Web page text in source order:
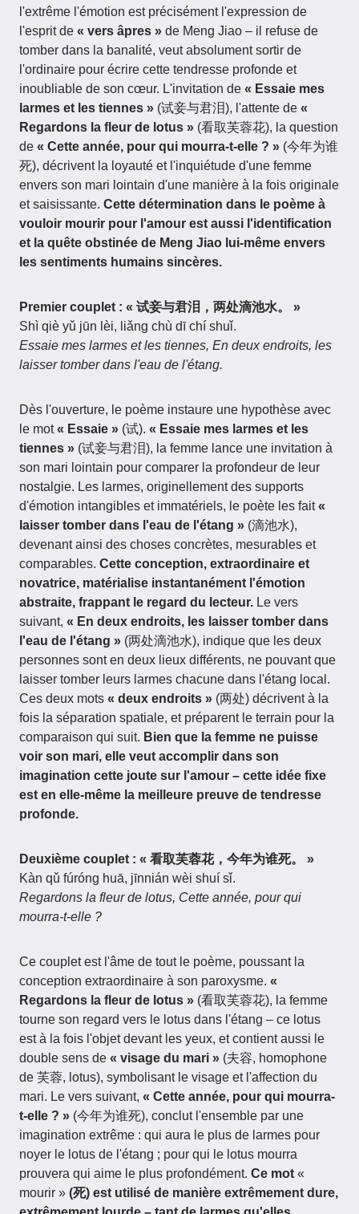
l'extrême l'émotion est précisément l'expression de
l'esprit de « vers âpres » de Meng Jiao – il refuse de
tomber dans la banalité, veut absolument sortir de
l'ordinaire pour écrire cette tendresse profonde et
inoubliable de son cœur. L'invitation de « Essaie mes
larmes et les tiennes » (试妾与君泪), l'attente de «
Regardons la fleur de lotus » (看取芙蓉花), la question
de « Cette année, pour qui mourra-t-elle ? » (今年为谁
死), décrivent la loyauté et l'inquiétude d'une femme
envers son mari lointain d'une manière à la fois originale
et saisissante. Cette détermination dans le poème à
vouloir mourir pour l'amour est aussi l'identification
et la quête obstinée de Meng Jiao lui-même envers
les sentiments humains sincères.
Premier couplet : « 试妾与君泪，两处滴池水。 »
Shì qiè yǔ jūn lèi, liǎng chù dī chí shuǐ.
Essaie mes larmes et les tiennes, En deux endroits, les
laisser tomber dans l'eau de l'étang.
Dès l'ouverture, le poème instaure une hypothèse avec
le mot« Essaie » (试). « Essaie mes larmes et les
tiennes » (试妾与君泪), la femme lance une invitation à
son mari lointain pour comparer la profondeur de leur
nostalgie. Les larmes, originellement des supports
d'émotion intangibles et immatériels, le poète les fait«
laisser tomber dans l'eau de l'étang » (滴池水),
devenant ainsi des choses concrètes, mesurables et
comparables. Cette conception, extraordinaire et
novatrice, matérialise instantanément l'émotion
abstraite, frappant le regard du lecteur. Le vers
suivant, « En deux endroits, les laisser tomber dans
l'eau de l'étang » (两处滴池水), indique que les deux
personnes sont en deux lieux différents, ne pouvant que
laisser tomber leurs larmes chacune dans l'étang local.
Ces deux mots « deux endroits » (两处) décrivent à la
fois la séparation spatiale, et préparent le terrain pour la
comparaison qui suit. Bien que la femme ne puisse
voir son mari, elle veut accomplir dans son
imagination cette joute sur l'amour – cette idée fixe
est en elle-même la meilleure preuve de tendresse
profonde.
Deuxième couplet : « 看取芙蓉花，今年为谁死。 »
Kàn qǔ fúróng huā, jīnnián wèi shuí sǐ.
Regardons la fleur de lotus, Cette année, pour qui
mourra-t-elle ?
Ce couplet est l'âme de tout le poème, poussant la
conception extraordinaire à son paroxysme. «
Regardons la fleur de lotus » (看取芙蓉花), la femme
tourne son regard vers le lotus dans l'étang – ce lotus
est à la fois l'objet devant les yeux, et contient aussi le
double sens de « visage du mari » (夫容, homophone
de 芙蓉, lotus), symbolisant le visage et l'affection du
mari. Le vers suivant, « Cette année, pour qui mourra-
t-elle ? » (今年为谁死), conclut l'ensemble par une
imagination extrême : qui aura le plus de larmes pour
noyer le lotus de l'étang ; pour qui le lotus mourra
prouvera qui aime le plus profondément. Ce mot «
mourir » (死) est utilisé de manière extrêmement dure,